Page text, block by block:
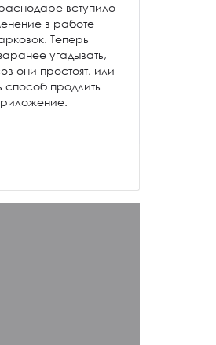
вступило
в работе
Теперь
угадывать,
они простоят, или
способ продлить